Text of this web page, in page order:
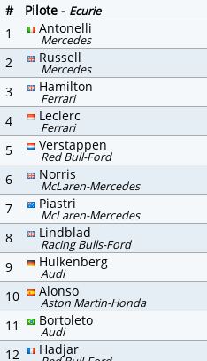
#
Pilote - Ecurie
1
Antonelli
Mercedes
2
Russell
Mercedes
3
Hamilton
Ferrari
4
Leclerc
Ferrari
5
Verstappen
Red Bull-Ford
6
Norris
McLaren-Mercedes
7
Piastri
McLaren-Mercedes
8
Lindblad
Racing Bulls-Ford
9
Hulkenberg
Audi
10
Alonso
Aston Martin-Honda
11
Bortoleto
Audi
12
Hadjar